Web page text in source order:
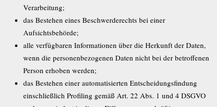
Verarbeitung;
das Bestehen eines Beschwerderechts bei einer
Aufsichtsbehörde;
alle verfügbaren Informationen über die Herkunft der Daten,
wenn die personenbezogenen Daten nicht bei der betroffenen
Person erhoben werden;
das Bestehen einer automatisierten Entscheidungsfindung
einschließlich Profiling gemäß Art. 22 Abs. 1 und 4 DSGVO